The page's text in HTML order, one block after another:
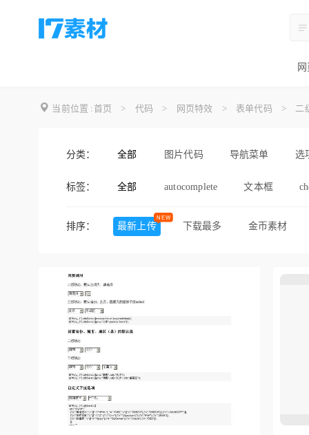
当前位置 :首页 > 代码 > 网页特效 > 表单代码 > 二
分类： 全部 图片代码 导航菜单 选
标签： 全部 autocomplete 文本框
全选 反选
排序： 最新上传 下载最多 金币素材